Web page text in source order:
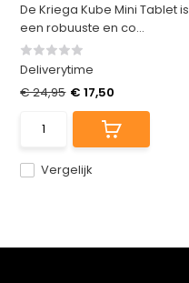
De Kriega Kube Mini Tablet is
een robuuste en co...
Deliverytime
Vergelijk
€ 24,95 € 17,50